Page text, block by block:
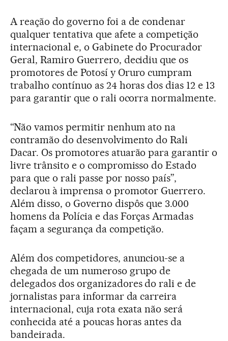
A reação do governo foi a de condenar
qualquer tentativa que afete a competição
internacional e, o Gabinete do Procurador
Geral, Ramiro Guerrero, decidiu que os
promotores de Potosí y Oruro cumpram
trabalho contínuo as 24 horas dos dias 12 e 13
para garantir que o rali ocorra normalmente.
“Não vamos permitir nenhum ato na
contramão do desenvolvimento do Rali
Dacar. Os promotores atuarão para garantir o
livre trânsito e o compromisso do Estado
para que o rali passe por nosso país”,
declarou à imprensa o promotor Guerrero.
Além disso, o Governo dispôs que 3.000
homens da Polícia e das Forças Armadas
façam a segurança da competição.
Além dos competidores, anunciou-se a
chegada de um numeroso grupo de
delegados dos organizadores do rali e de
jornalistas para informar da carreira
internacional, cuja rota exata não será
conhecida até a poucas horas antes da
bandeirada.